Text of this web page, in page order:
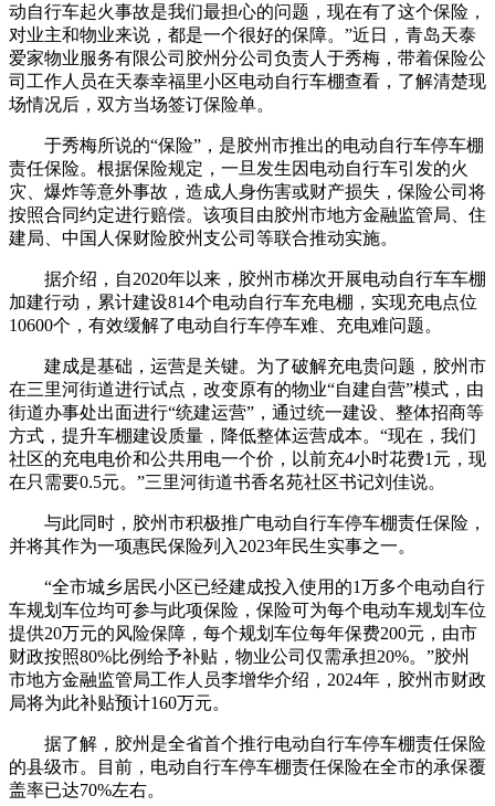
动自行车起火事故是我们最担心的问题，现在有了这个保险，
对业主和物业来说，都是一个很好的保障。”近日，青岛天泰
爱家物业服务有限公司胶州分公司负责人于秀梅，带着保险公
司工作人员在天泰幸福里小区电动自行车棚查看，了解清楚现
场情况后，双方当场签订保险单。
于秀梅所说的“保险”，是胶州市推出的电动自行车停车棚
责任保险。根据保险规定，一旦发生因电动自行车引发的火
灾、爆炸等意外事故，造成人身伤害或财产损失，保险公司将
按照合同约定进行赔偿。该项目由胶州市地方金融监管局、住
建局、中国人保财险胶州支公司等联合推动实施。
据介绍，自2020年以来，胶州市梯次开展电动自行车车棚
加建行动，累计建设814个电动自行车充电棚，实现充电点位
10600个，有效缓解了电动自行车停车难、充电难问题。
建成是基础，运营是关键。为了破解充电贵问题，胶州市
在三里河街道进行试点，改变原有的物业“自建自营”模式，由
街道办事处出面进行“统建运营”，通过统一建设、整体招商等
方式，提升车棚建设质量，降低整体运营成本。“现在，我们
社区的充电电价和公共用电一个价，以前充4小时花费1元，现
在只需要0.5元。”三里河街道书香名苑社区书记刘佳说。
与此同时，胶州市积极推广电动自行车停车棚责任保险，
并将其作为一项惠民保险列入2023年民生实事之一。
“全市城乡居民小区已经建成投入使用的1万多个电动自行
车规划车位均可参与此项保险，保险可为每个电动车规划车位
提供20万元的风险保障，每个规划车位每年保费200元，由市
财政按照80%比例给予补贴，物业公司仅需承担20%。”胶州
市地方金融监管局工作人员李增华介绍，2024年，胶州市财政
局将为此补贴预计160万元。
据了解，胶州是全省首个推行电动自行车停车棚责任保险
的县级市。目前，电动自行车停车棚责任保险在全市的承保覆
盖率已达70%左右。